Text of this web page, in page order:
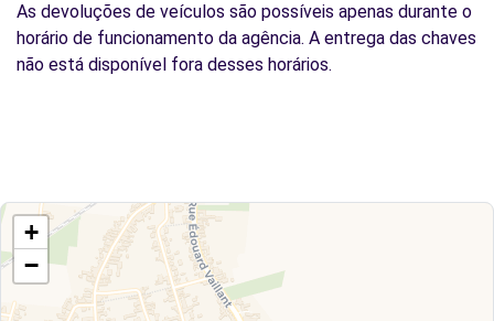
As devoluções de veículos são possíveis apenas durante o
horário de funcionamento da agência. A entrega das chaves
não está disponível fora desses horários.
+
−